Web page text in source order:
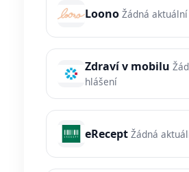
Loono Žádná
Zdraví v mobilu
hlášení
eRecept Žádná